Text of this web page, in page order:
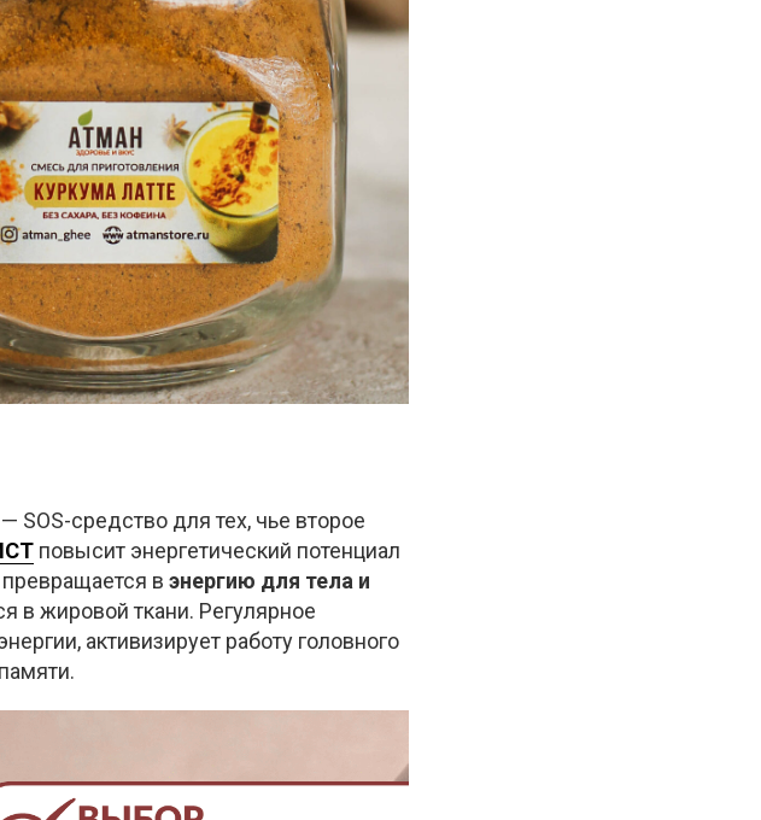
— SOS-средство для тех, чье второе
повысит энергетический потенциал
в энергию для тела и
в жировой ткани. Регулярное
активизирует работу головного